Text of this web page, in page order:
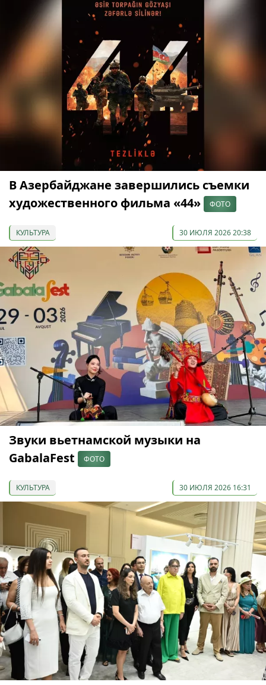
В Азербайджане завершились съемки
художественного фильма «44»
ФОТО
КУЛЬТУРА 30 ИЮЛЯ 2026 20:38
Звуки вьетнамской музыки на
GabalaFest
ФОТО
КУЛЬТУРА 30 ИЮЛЯ 2026 16:31